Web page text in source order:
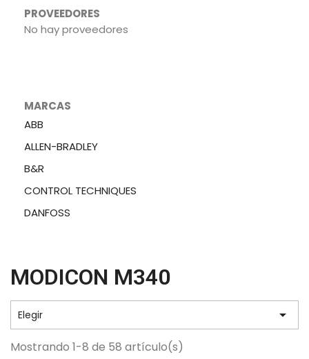
PROVEEDORES
No hay proveedores
MARCAS
ABB
ALLEN-BRADLEY
B&R
CONTROL TECHNIQUES
DANFOSS
MODICON M340
Elegir 
Mostrando 1-8 de 58 artículo(s)